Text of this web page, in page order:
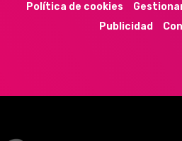
Política de cookies
Publicidad